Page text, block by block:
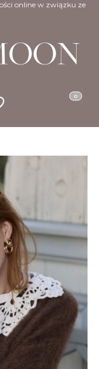
online w związku ze
Produkty
Koszyk